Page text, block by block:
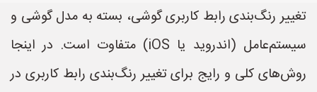
تغییر رنگ‌بندی رابط کاربری گوشی، بسته به مدل گوشی و
سیستم‌عامل (اندروید یا iOS) متفاوت است. در اینجا
روش‌های کلی و رایج برای تغییر رنگ‌بندی رابط کاربری در